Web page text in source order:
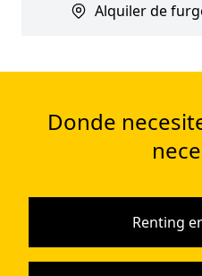
Alquiler de
Donde
Renting